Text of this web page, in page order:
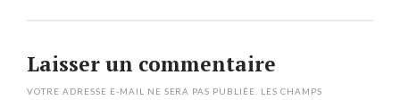
Laisser un commentaire
VOTRE ADRESSE E-MAIL NE SERA PAS PUBLIÉE.
LES CHAMPS